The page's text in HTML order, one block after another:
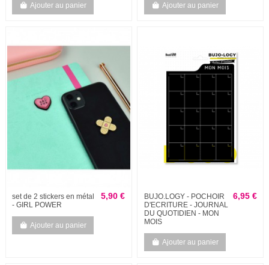
Ajouter au panier Ajouter au panier
set de 2 stickers en métal
- GIRL POWER
5,90 €
Ajouter au panier
BUJO.LOGY - POCHOIR
D'ECRITURE - JOURNAL
DU QUOTIDIEN - MON
MOIS
6,95 €
Ajouter au panier